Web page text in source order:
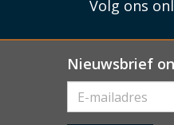
Volg ons
Nieuwsbrief